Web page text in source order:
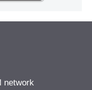
network